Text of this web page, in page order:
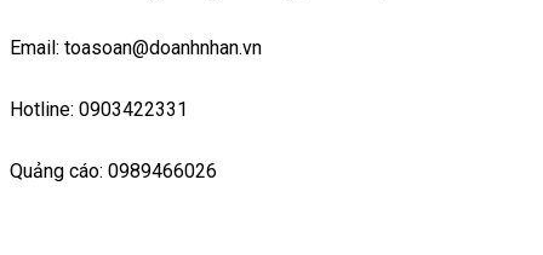
Email: toasoan@doanhnhan.vn
Hotline: 0903422331
Quảng cáo: 0989466026